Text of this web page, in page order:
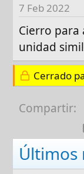
7 Feb 2022
Cierro
unidad
Cerrado
Compartir:
Últimos